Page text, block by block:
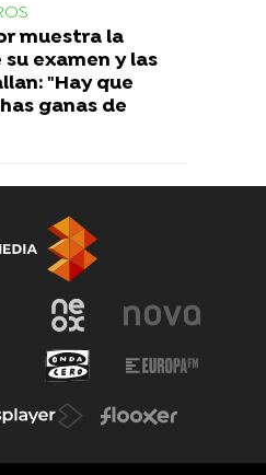
muestra la
examen y las
"Hay que
ganas de